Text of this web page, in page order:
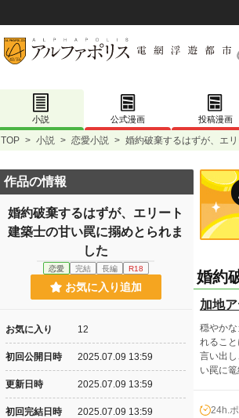
小説 公式漫画 投稿漫画
TOP > 小説 > 恋愛小説 > 婚約破棄するはずが、エ
婚約
加地
穏やか
れるこ
言い出
い罠に
24h.
作品の情報
婚約破棄するはずが、エリート
建築士の甘い罠に搦めとられま
した
恋愛 完結 長編 R18
お気に入り追加
お気に入り 12
初回公開日時 2025.07.09 13:59
更新日時 2025.07.09 13:59
初回完結日時 2025.07.09 13:59